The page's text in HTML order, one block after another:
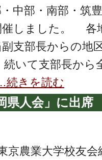
中部・南部・筑
催しました。 各
支部長からの地
いて支部長から
続きを読む
県人会」に出席
京農業大学校友